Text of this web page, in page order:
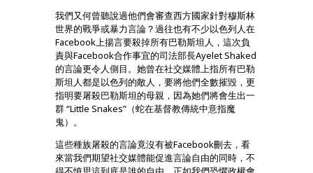
我們又何曾聽說過他們會審查西方國家針對穆斯林
世界的戰爭或暴力言論？過往也有不少以色列人在
Facebook上揚言要殺掉所有巴勒斯坦人，這次負
責與Facebook合作事宜的司法部長Ayelet Shaked
的言論更令人側目。她曾在社交媒體上指所有巴勒
斯坦人都是以色列的敵人，要將他們全數摧毀，更
指明要屠殺巴勒斯坦的母親，因為她們將會生出一
群 “Little Snakes”（蛇在基督教傳統中意指魔
鬼）。
這些種族屠殺的言論竟沒有被Facebook刪去，看
來當我們期望社交媒體能促進言論自由的同時，不